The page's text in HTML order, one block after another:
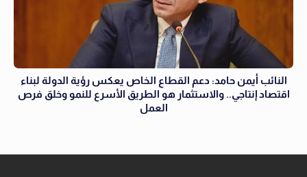
النائب أيمن حامد: دعم القطاع الخاص يعكس رؤية الدولة لبناء
اقتصاد إنتاجي.. والاستثمار هو الطريق الأسرع للنمو وخلق فرص
العمل